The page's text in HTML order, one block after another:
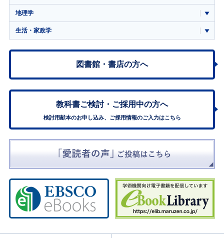
地理学
生活・家政学
図書館・書店の方へ
教科書ご検討・ ご採用中の方へ
検討用献本のお申し込み、ご採用情報のご入力はこちら